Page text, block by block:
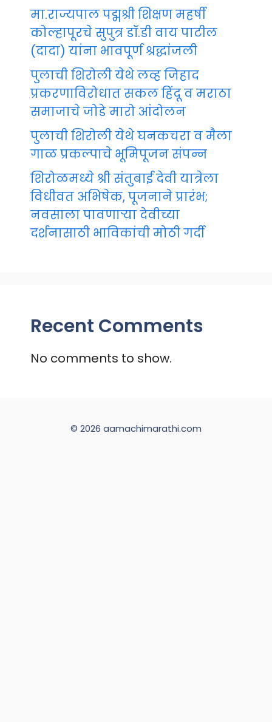
मा.राज्यपाल पद्मश्री शिक्षण महर्षी
कोल्हापूरचे सुपुत्र डॉ.डी वाय पाटील
(दादा) यांना भावपूर्ण श्रद्धांजली
पुलाची शिरोली येथे लव्ह जिहाद
प्रकरणाविरोधात सकल हिंदू व मराठा
समाजाचे जोडे मारो आंदोलन
पुलाची शिरोली येथे घनकचरा व मैला
गाळ प्रकल्पाचे भूमिपूजन संपन्न
शिरोळमध्ये श्री संतुबाई देवी यात्रेला
विधीवत अभिषेक, पूजनाने प्रारंभ;
नवसाला पावणाऱ्या देवीच्या
दर्शनासाठी भाविकांची मोठी गर्दी
Recent Comments
No comments to show.
© 2026 aamachimarathi.com